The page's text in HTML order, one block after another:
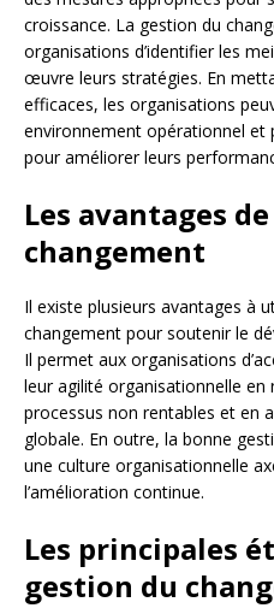
croissance. La gestion du
organisations d’identifier les
œuvre leurs stratégies. En
efficaces, les organisations
environnement opérationnel et
pour améliorer leurs
Les avantages
changement
Il existe plusieurs avantages à
changement pour soutenir le
Il permet aux organisations
leur agilité organisationnelle en
processus non rentables et en
globale. En outre, la bonne
une culture organisationnelle
l’amélioration continue.
Les principales
gestion du